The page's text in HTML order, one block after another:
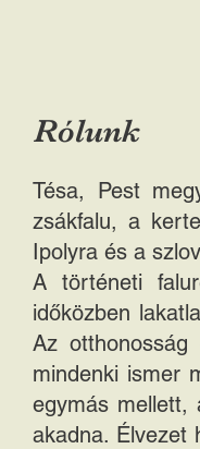
Rólunk
Tésa, Pest
zsákfalu, a
Ipolyra és a
A történeti
időközben
Az
mindenki ismer
egymás mellett,
akadna. Élvezet